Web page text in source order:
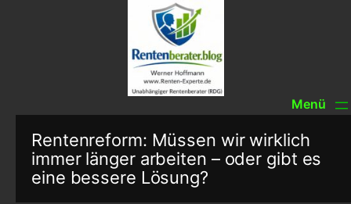
Rentenreform: Müssen wir wirklich
immer länger arbeiten – oder gibt es
eine bessere Lösung?